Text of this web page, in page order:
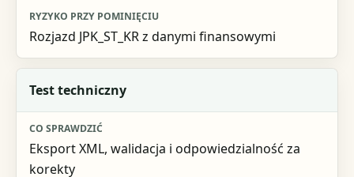
Rozjazd JPK_ST_KR z danymi finansowymi
Test techniczny
Eksport XML, walidacja i odpowiedzialność za
korekty